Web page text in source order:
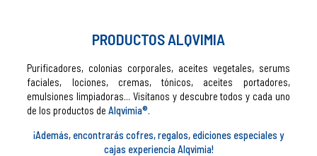
PRODUCTOS ALQVIMIA
Purificadores, colonias corporales, aceites vegetales, serums
faciales, lociones, cremas, tónicos, aceites portadores,
emulsiones limpiadoras... Visítanos y descubre todos y cada uno
de los productos deAlqvimia®.
¡Además, encontrarás cofres, regalos, ediciones especiales y
cajas experiencia Alqvimia!